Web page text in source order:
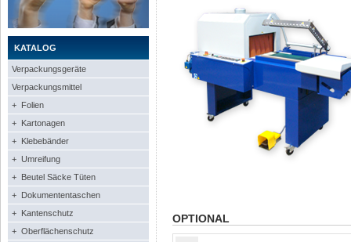
KATALOG
Verpackungsgeräte
Verpackungsmittel
+ Folien
+ Kartonagen
+ Klebebänder
+ Umreifung
+ Beutel Säcke Tüten
+ Dokumententaschen
+ Kantenschutz
+ Oberflächenschutz
OPTIONAL